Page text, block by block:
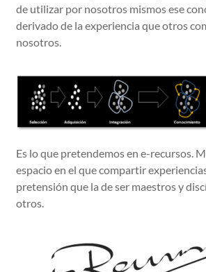
de utilizar por nosotros mismos ese
derivado de la experiencia que otros
nosotros.
Es lo que pretendemos en e-recursos.
espacio en el que compartir
pretensión que la de ser maestros y
otros.